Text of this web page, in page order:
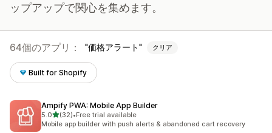
ップアップで関心を集めます。
64個のアプリ： 価格アラート クリア
Built for Shopify
Ampify PWA: Mobile App Builder
5.05つ星中
(32)
合計レビュー数：32件
•Free trial available
Mobile app builder with push alerts & abandoned cart recovery